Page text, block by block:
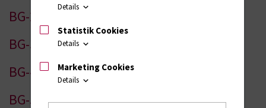
BG-2
BG-3
BG-4
BG-5
Details
Statistik Cookies
Details
Marketing Cookies
Details